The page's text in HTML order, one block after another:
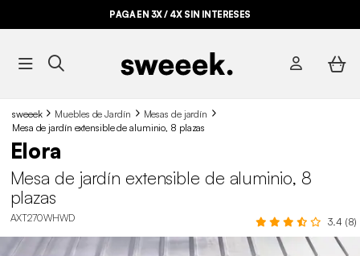
PAGA EN 3X / 4X SIN INTERESES
sweeek Muebles de Jardín
Mesas de jardín
Mesa de jardín extensible de aluminio, 8 plazas
Elora
Mesa de jardín extensible de aluminio, 8
plazas
AXT270WHWD 3.4 (8)